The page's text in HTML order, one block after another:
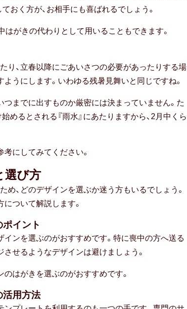
おく方が、お相手にも喜ばれるでしょう。
がきの代わりとして用いることもできます。
り、立春以降にごあいさつの必要があったりする場
うにします。いわゆる残暑見舞いと同じですね。
までに出すものか厳密には決まっていません。た
めるとされる『雨水』にあたりますから、2月中くら
にしてみてください。
選び方
、どのデザインを選ぶか迷う方もいるでしょう。
ついて解説します。
イント
ンを選ぶのがおすすめです。特に喪中の方へ送る
せるようなデザインは避けましょう。
はがきを選ぶのがおすすめです。
活用方法